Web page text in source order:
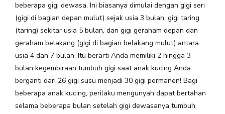
beberapa gigi dewasa. Ini biasanya dimulai dengan gigi seri
(gigi di bagian depan mulut) sejak usia 3 bulan, gigi taring
(taring) sekitar usia 5 bulan, dan gigi geraham depan dan
geraham belakang (gigi di bagian belakang mulut) antara
usia 4 dan 7 bulan. Itu berarti Anda memiliki 2 hingga 3
bulan kegembiraan tumbuh gigi saat anak kucing Anda
berganti dari 26 gigi susu menjadi 30 gigi permanen! Bagi
beberapa anak kucing, perilaku mengunyah dapat bertahan
selama beberapa bulan setelah gigi dewasanya tumbuh.